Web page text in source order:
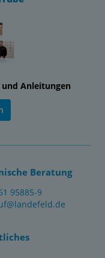
Anleitungen
Beratung
95885-9